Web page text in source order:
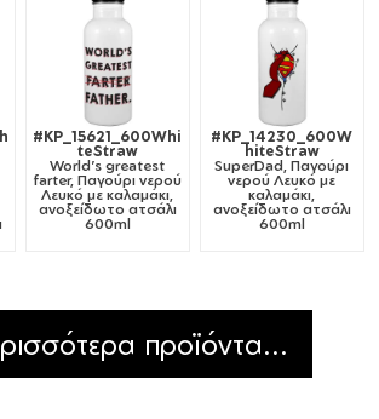
#KP_15621_600Whi
teStraw
World's greatest
farter, Παγούρι νερού
Λευκό με καλαμάκι,
ανοξείδωτο ατσάλι
600ml
#KP_14230_600W
hiteStraw
SuperDad, Παγούρι
νερού Λευκό με
καλαμάκι,
ανοξείδωτο ατσάλι
600ml
προϊόντα...